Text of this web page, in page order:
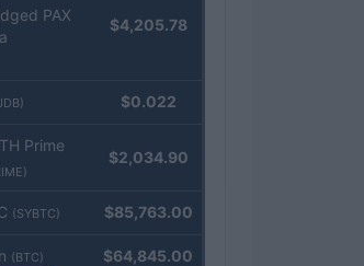
PAX
$4,205.78
$0.022
Prime
$2,034.90
(SYBTC) $85,763.00
(BTC) $64,845.00